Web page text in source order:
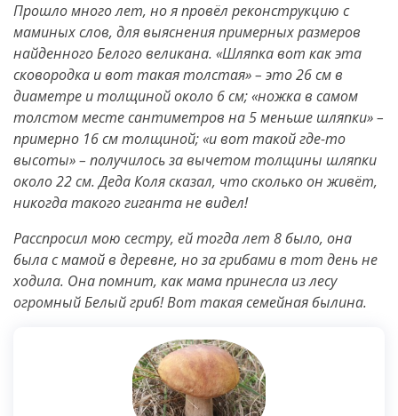
Прошло много лет, но я провёл реконструкцию с
маминых слов, для выяснения примерных размеров
найденного Белого великана. «Шляпка вот как эта
сковородка и вот такая толстая» – это 26 см в
диаметре и толщиной около 6 см; «ножка в самом
толстом месте сантиметров на 5 меньше шляпки» –
примерно 16 см толщиной; «и вот такой где-то
высоты» – получилось за вычетом толщины шляпки
около 22 см. Деда Коля сказал, что сколько он живёт,
никогда такого гиганта не видел!
Расспросил мою сестру, ей тогда лет 8 было, она
была с мамой в деревне, но за грибами в тот день не
ходила. Она помнит, как мама принесла из лесу
огромный Белый гриб! Вот такая семейная былина.